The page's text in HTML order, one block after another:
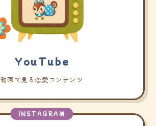
YouTube
動画で見る恋愛コンテンツ
INSTAGRAM